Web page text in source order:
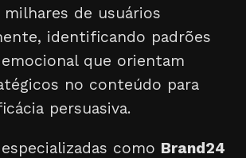
de usuários
identificando padrões
que orientam
no conteúdo para
persuasiva.
como Brand24